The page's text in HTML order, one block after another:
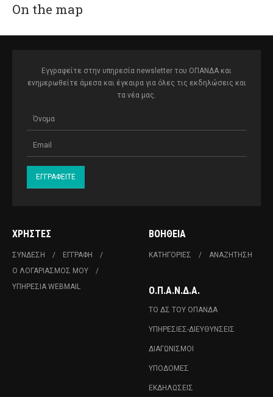
On the map
Εγγραφείτε στην υπηρεσία newsletter του ΟΠΑΝΔΑ και
ενημερωθείτε άμεσα και έγκαιρα για όλες τις εκδηλώσεις και
τα νέα μας.
ΧΡΉΣΤΕΣ
ΣΎΝΔΕΣΗ
ΕΓΓΡΑΦΉ
Ο ΛΟΓΑΡΙΑΣΜΌΣ ΜΟΥ
ΥΠΗΡΕΣΊΑ WEBMAIL
ΒΟΉΘΕΙΑ
ΚΑΤΗΓΟΡΊΕΣ ΑΝΑΖΉΤΗΣΗ
Ο.Π.Α.Ν.Δ.Α.
ΤΟ ΔΣ ΤΟΥ ΟΠΑΝΔΑ
ΥΠΗΡΕΣΊΕΣ-ΔΙΕΥΘΎΝΣΕΙΣ
ΔΙΑΓΩΝΙΣΜΟΊ
ΥΠΟΔΟΜΈΣ
ΕΚΔΗΛΏΣΕΙΣ